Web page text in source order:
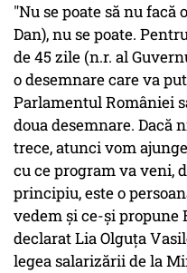
"Nu se poate să nu facă
Dan), nu se poate.
de 45 zile (n.r. al
o desemnare care va
Parlamentul României
doua desemnare. Dacă
trece, atunci vom
cu ce program va veni,
principiu, este o
vedem şi ce-şi propune
declarat Lia Olguţa
legea salarizării de la